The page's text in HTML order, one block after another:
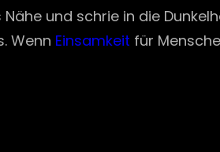
und schrie in die
Wenn Einsamkeit für